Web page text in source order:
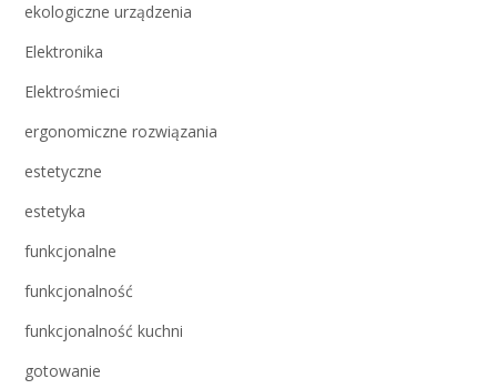
ekologiczne urządzenia
Elektronika
Elektrośmieci
ergonomiczne rozwiązania
estetyczne
estetyka
funkcjonalne
funkcjonalność
funkcjonalność kuchni
gotowanie